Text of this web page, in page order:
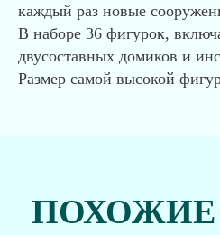
каждый раз новые
В наборе 36 фигурок,
двусоставных домиков и
Размер самой высокой
ПОХОЖИЕ